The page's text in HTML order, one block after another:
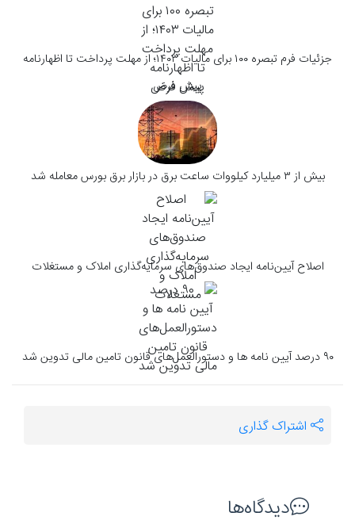
جزئیات فرم تبصره ۱۰۰ برای مالیات ۱۴۰۳؛ از مهلت پرداخت تا اظهارنامه
پیش فرض
بیش از ۳ میلیارد کیلووات ساعت برق در بازار برق بورس معامله شد
اصلاح آیین‌نامه ایجاد صندوق‌های سرمایه‌گذاری املاک و مستغلات
۹۰ درصد آیین نامه ها و دستورالعمل‌های قانون تامین مالی تدوین شد
اشتراک گذاری
دیدگاه‌ها